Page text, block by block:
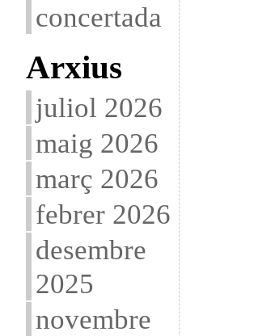
concertada
Arxius
juliol 2026
maig 2026
març 2026
febrer 2026
desembre
2025
novembre